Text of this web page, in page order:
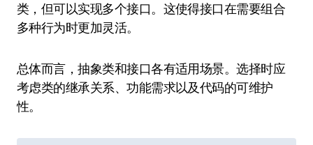
类，但可以实现多个接口。这使得接口在需要组合
多种行为时更加灵活。
总体而言，抽象类和接口各有适用场景。选择时应
考虑类的继承关系、功能需求以及代码的可维护
性。